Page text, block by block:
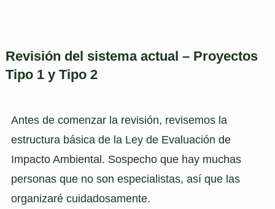
Revisión del sistema actual – Proyectos
Tipo 1 y Tipo 2
Antes de comenzar la revisión, revisemos la
estructura básica de la Ley de Evaluación de
Impacto Ambiental. Sospecho que hay muchas
personas que no son especialistas, así que las
organizaré cuidadosamente.